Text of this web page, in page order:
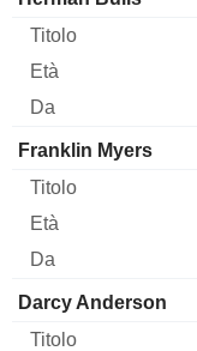
Franklin Myers
Darcy Anderson